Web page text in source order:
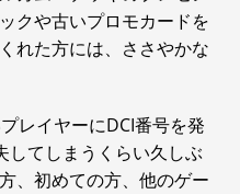
クや古いプロモカードを
れた方には、ささやかな
レイヤーにDCI番号を発
してしまうくらい久しぶ
、初めての方、他のゲー